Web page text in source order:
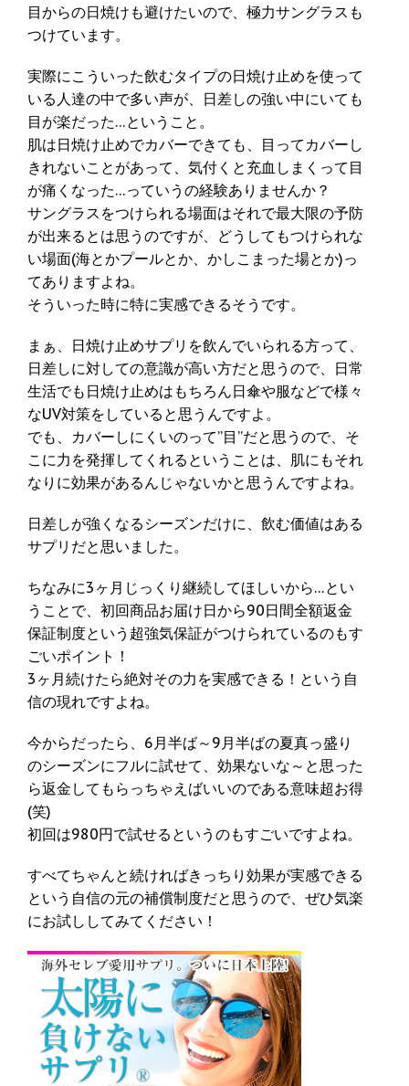
目からの日焼けも避けたいので、極力サングラスも
つけています。
実際にこういった飲むタイプの日焼け止めを使って
いる人達の中で多い声が、日差しの強い中にいても
目が楽だった…ということ。
肌は日焼け止めでカバーできても、目ってカバーし
きれないことがあって、気付くと充血しまくって目
が痛くなった…っていうの経験ありませんか？
サングラスをつけられる場面はそれで最大限の予防
が出来るとは思うのですが、どうしてもつけられな
い場面(海とかプールとか、かしこまった場とか)っ
てありますよね。
そういった時に特に実感できるそうです。
まぁ、日焼け止めサプリを飲んでいられる方って、
日差しに対しての意識が高い方だと思うので、日常
生活でも日焼け止めはもちろん日傘や服などで様々
なUV対策をしていると思うんですよ。
でも、カバーしにくいのって”目”だと思うので、そ
こに力を発揮してくれるということは、肌にもそれ
なりに効果があるんじゃないかと思うんですよね。
日差しが強くなるシーズンだけに、飲む価値はある
サプリだと思いました。
ちなみに3ヶ月じっくり継続してほしいから…とい
うことで、初回商品お届け日から90日間全額返金
保証制度という超強気保証がつけられているのもす
ごいポイント！
3ヶ月続けたら絶対その力を実感できる！という自
信の現れですよね。
今からだったら、6月半ば～9月半ばの夏真っ盛り
のシーズンにフルに試せて、効果ないな～と思った
ら返金してもらっちゃえばいいのである意味超お得
(笑)
初回は980円で試せるというのもすごいですよね。
すべてちゃんと続ければきっちり効果が実感できる
という自信の元の補償制度だと思うので、ぜひ気楽
にお試ししてみてください！